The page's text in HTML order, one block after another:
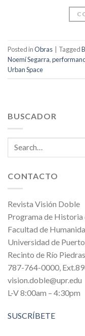
Posted inObras Tagged
Noemí Segarra,
Urban Space
BUSCADOR
CONTACTO
Revista Visión Doble
Programa de
Facultad de
Universidad de Puerto
Recinto de Río Piedras
787-764-0000,
vision.doble@upr.edu
L-V 8:00am – 4:30pm
SUSCRÍBETE